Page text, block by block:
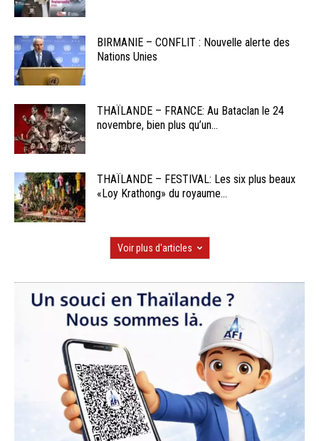
BIRMANIE – CONFLIT : Nouvelle alerte des
Nations Unies
THAÏLANDE – FRANCE: Au Bataclan le 24
novembre, bien plus qu’un...
THAÏLANDE – FESTIVAL: Les six plus beaux
«Loy Krathong» du royaume...
Voir plus d'articles